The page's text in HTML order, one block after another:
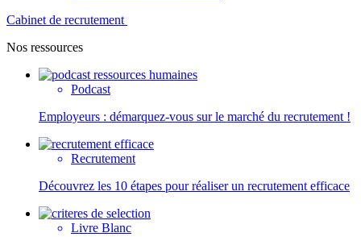
Cabinet de recrutement
Nos ressources
Podcast
Employeurs : démarquez-vous sur le marché du recrutement !
Recrutement
Découvrez les 10 étapes pour réaliser un recrutement efficace
Livre Blanc